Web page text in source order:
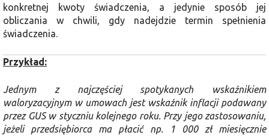
konkretnej kwoty świadczenia, a jedynie sposób jej
obliczania w chwili, gdy nadejdzie termin spełnienia
świadczenia.
Przykład:
Jednym z najczęściej spotykanych wskaźnikiem
waloryzacyjnym w umowach jest wskaźnik inflacji podawany
przez GUS w styczniu kolejnego roku. Przy jego zastosowaniu,
jeżeli przedsiębiorca ma płacić np. 1 000 zł miesięcznie